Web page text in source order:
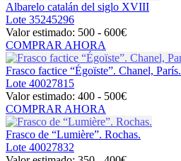
Albarelo catalán del siglo XVIII
Lote 35245296
Valor estimado: 500 - 600€
COMPRAR AHORA
Frasco factice “Égoïste”. Chanel, París.
Lote 40027815
Valor estimado: 400 - 500€
COMPRAR AHORA
Frasco de “Lumière”. Rochas.
Lote 40027832